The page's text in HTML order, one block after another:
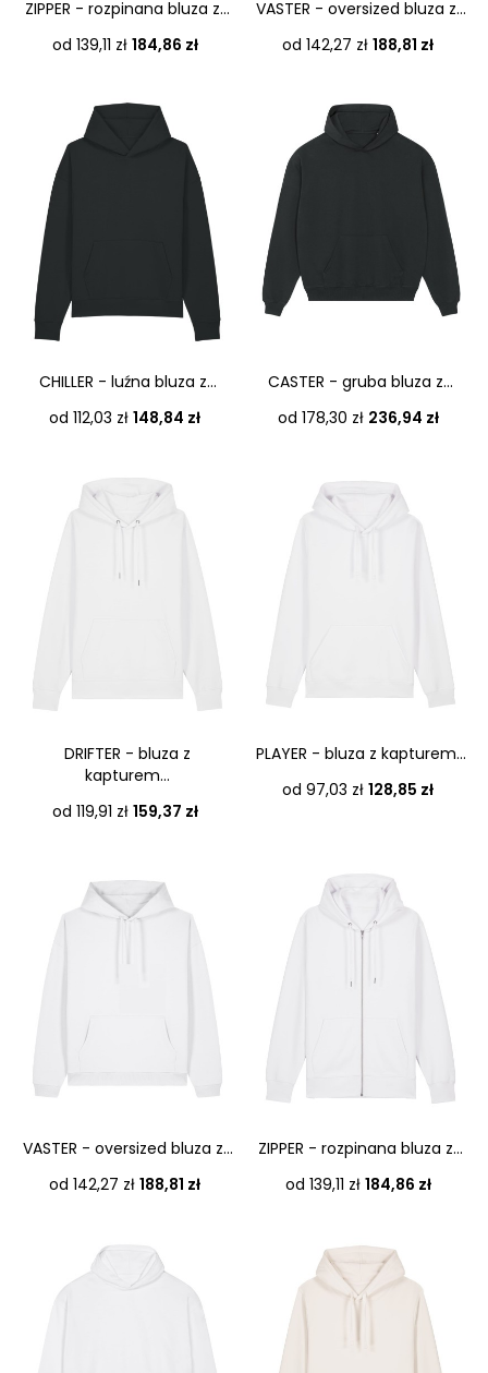
ZIPPER - rozpinana bluza z...
od 139,11 zł Cena
184,86 zł
VASTER - oversized bluza z...
od 142,27 zł Cena
188,81 zł
CHILLER - luźna bluza z...
od 112,03 zł Cena
148,84 zł
CASTER - gruba bluza z...
od 178,30 zł Cena
236,94 zł
DRIFTER - bluza z
kapturem...
od 119,91 zł Cena
159,37 zł
PLAYER - bluza z kapturem...
od 97,03 zł Cena
128,85 zł
VASTER - oversized bluza z...
od 142,27 zł Cena
188,81 zł
ZIPPER - rozpinana bluza z...
od 139,11 zł Cena
184,86 zł